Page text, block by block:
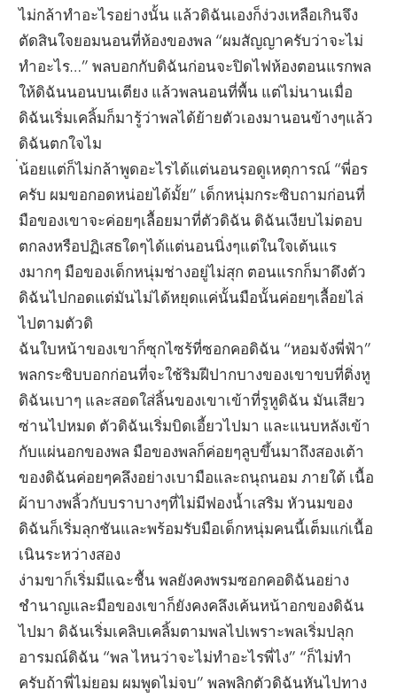
ไม่กล้าทำอะไรอย่างนั้น แล้วดิฉันเองก็ง่วงเหลือเกินจึง
ตัดสินใจยอมนอนที่ห้องของพล “ผมสัญญาครับว่าจะไม่
ทำอะไร…” พลบอกกับดิฉันก่อนจะปิดไฟห้องตอนแรกพล
ให้ดิฉันนอนบนเตียง แล้วพลนอนที่พื้น แต่ไม่นานเมื่อ
ดิฉันเริ่มเคลิ้มก็มารู้ว่าพลได้ย้ายตัวเองมานอนข้างๆแล้ว
ดิฉันตกใจไม
่น้อยแต่ก็ไม่กล้าพูดอะไรได้แต่นอนรอดูเหตุการณ์ “พี่อร
ครับ ผมขอกอดหน่อยได้มั้ย” เด็กหนุ่มกระซิบถามก่อนที่
มือของเขาจะค่อยๆเลื้อยมาที่ตัวดิฉัน ดิฉันเงียบไม่ตอบ
ตกลงหรือปฏิเสธใดๆได้แต่นอนนิ่งๆแต่ในใจเต้นแร
งมากๆ มือของเด็กหนุ่มช่างอยู่ไม่สุก ตอนแรกก็มาดึงตัว
ดิฉันไปกอดแต่มันไม่ได้หยุดแค่นั้นมือนั้นค่อยๆเลื้อยไล่
ไปตามตัวดิ
ฉันใบหน้าของเขาก็ซุกไซร้ที่ซอกคอดิฉัน “หอมจังพี่ฟ้า”
พลกระซิบบอกก่อนที่จะใช้ริมฝีปากบางของเขาขบที่ติ่งหู
ดิฉันเบาๆ และสอดใส่ลิ้นของเขาเข้าที่รูหูดิฉัน มันเสียว
ซ่านไปหมด ตัวดิฉันเริ่มบิดเอี้ยวไปมา และแนบหลังเข้า
กับแผ่นอกของพล มือของพลก็ค่อยๆลูบขึ้นมาถึงสองเต้า
ของดิฉันค่อยๆคลึงอย่างเบามือและถนุถนอม ภายใต้ เนื้อ
ผ้าบางพลิ้วกับบราบางๆที่ไม่มีฟองน้ำเสริม หัวนมของ
ดิฉันก็เริ่มลุกชันและพร้อมรับมือเด็กหนุ่มคนนี้เต็มแก่เนื้อ
เนินระหว่างสอง
ง่ามขาก็เริ่มมีแฉะชื้น พลยังคงพรมซอกคอดิฉันอย่าง
ชำนาญและมือของเขาก็ยังคงคลึงเค้นหน้าอกของดิฉัน
ไปมา ดิฉันเริ่มเคลิบเคลิ้มตามพลไปเพราะพลเริ่มปลุก
อารมณ์ดิฉัน “พล ไหนว่าจะไม่ทำอะไรพี่ไง” “ก็ไม่ทำ
ครับถ้าพี่ไม่ยอม ผมพูดไม่จบ” พลพลิกตัวดิฉันหันไปทาง